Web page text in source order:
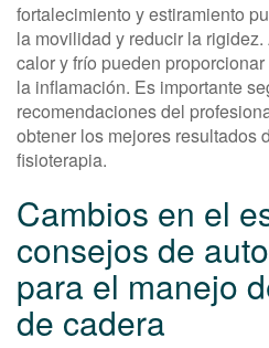
fortalecimiento y estiramiento
la movilidad y reducir la
calor y frío pueden
la inflamación. Es importante
recomendaciones del
obtener los mejores resultados
fisioterapia.
Cambios en el
consejos de
para el manejo
de cadera